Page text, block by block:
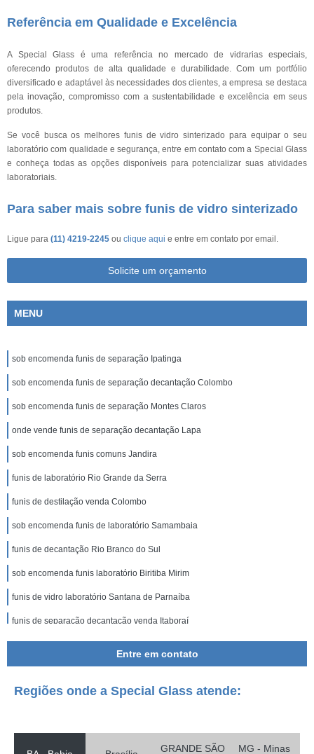
Referência em Qualidade e Excelência
A Special Glass é uma referência no mercado de vidrarias especiais,
oferecendo produtos de alta qualidade e durabilidade. Com um portfólio
diversificado e adaptável às necessidades dos clientes, a empresa se destaca
pela inovação, compromisso com a sustentabilidade e excelência em seus
produtos.
Se você busca os melhores funis de vidro sinterizado para equipar o seu
laboratório com qualidade e segurança, entre em contato com a Special Glass
e conheça todas as opções disponíveis para potencializar suas atividades
laboratoriais.
Para saber mais sobre funis de vidro sinterizado
Ligue para (11) 4219-2245 ou clique aqui e entre em contato por email.
Solicite um orçamento
MENU
sob encomenda funis de separação Ipatinga
sob encomenda funis de separação decantação Colombo
sob encomenda funis de separação Montes Claros
onde vende funis de separação decantação Lapa
sob encomenda funis comuns Jandira
funis de laboratório Rio Grande da Serra
funis de destilação venda Colombo
sob encomenda funis de laboratório Samambaia
funis de decantação Rio Branco do Sul
sob encomenda funis laboratório Biritiba Mirim
funis de vidro laboratório Santana de Parnaíba
funis de separação decantação venda Itaboraí
funis comuns venda Duque de Caxias
funis de laboratório comprar Osasco
Entre em contato
Regiões onde a Special Glass atende:
GRANDE SÃO MG - Minas